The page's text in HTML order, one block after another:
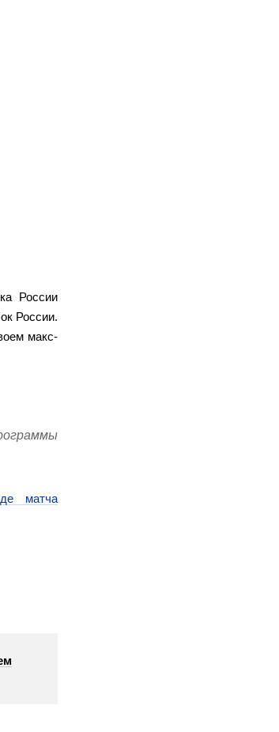
России
России.
макс-
матча